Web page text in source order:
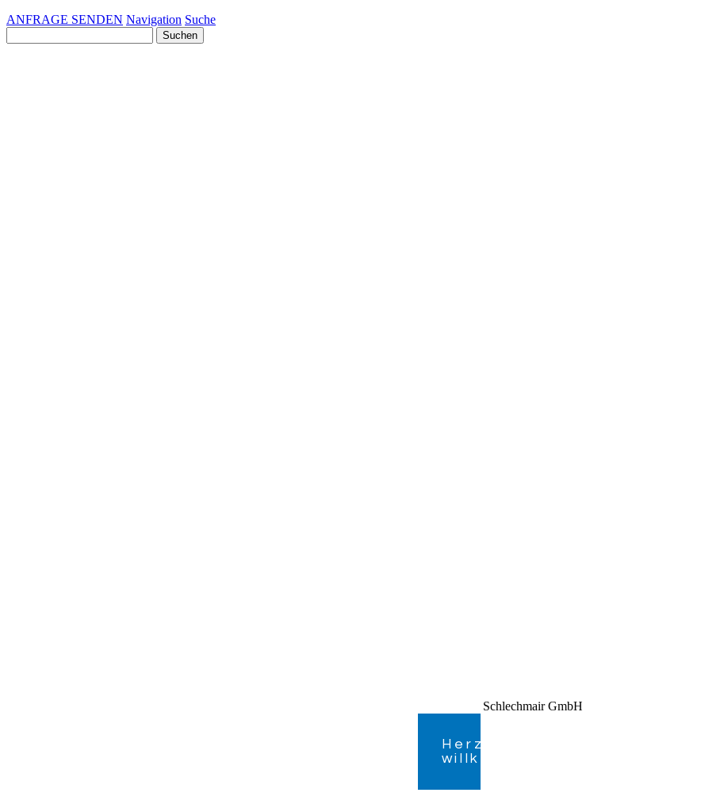
ANFRAGE SENDEN Navigation Suche
nach:
Schlechmair GmbH
Herzlich
willkommen